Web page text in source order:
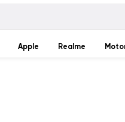
Apple Realme